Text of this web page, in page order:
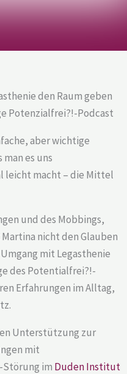
den Raum geben
Potenzialfrei?!-Podcast
aber wichtige
man es uns
leicht macht – die Mittel
und des Mobbings,
nicht den Glauben
mit Legasthenie
des Potentialfrei?!-
Erfahrungen im Alltag,
Unterstützung zur
mit
Störung im Duden Institut